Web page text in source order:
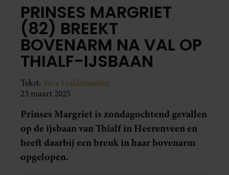
PRINSES MARGRIET
(82) BREEKT
BOVENARM NA VAL OP
THIALF-IJSBAAN
Tekst: Vera Guldemeester
23 maart 2025
Prinses Margriet is zondagochtend gevallen
op de ijsbaan van Thialf in Heerenveen en
heeft daarbij een breuk in haar bovenarm
opgelopen.